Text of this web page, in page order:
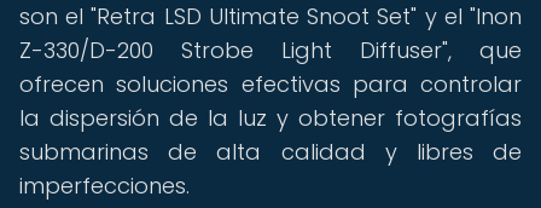
son el "Retra LSD Ultimate Snoot Set" y el "Inon
Z-330/D-200 Strobe Light Diffuser", que
ofrecen soluciones efectivas para controlar
la dispersión de la luz y obtener fotografías
submarinas de alta calidad y libres de
imperfecciones.